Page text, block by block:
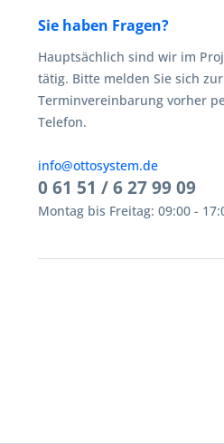
Sie haben Fragen?
Hauptsächlich sind wir im
tätig. Bitte melden Sie sich zur
Terminvereinbarung vorher
Telefon.
info@ottosystem.de
0 61 51 / 6 27 99 09
Montag bis Freitag: 09:00 -